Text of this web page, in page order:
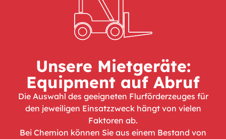
Unsere Mietgeräte:
Equipment auf Abruf
Die Auswahl des geeigneten Flurförderzeuges für
den jeweiligen Einsatzzweck hängt von vielen
Faktoren ab.
Bei Chemion können Sie aus einem Bestand von